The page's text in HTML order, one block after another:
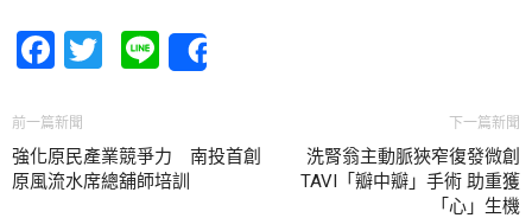
Facebook
Twitter
Line
前一篇新聞
強化原民產業競爭力 南投首創
原風流水席總舖師培訓
下一篇新聞
洗腎翁主動脈狹窄復發微創
TAVI「瓣中瓣」手術 助重獲
「心」生機